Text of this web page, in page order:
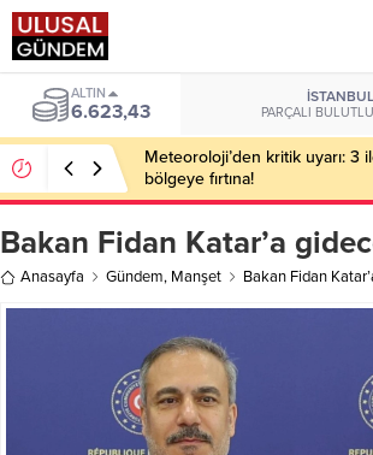
ALTIN
6.623,43
İSTANBUL
PARÇALI BULUTLU
Meteoroloji’den kritik uyarı: 3
bölgeye fırtına!
Bakan Fidan Katar’a
Anasayfa Gündem, Manşet Bakan Fidan